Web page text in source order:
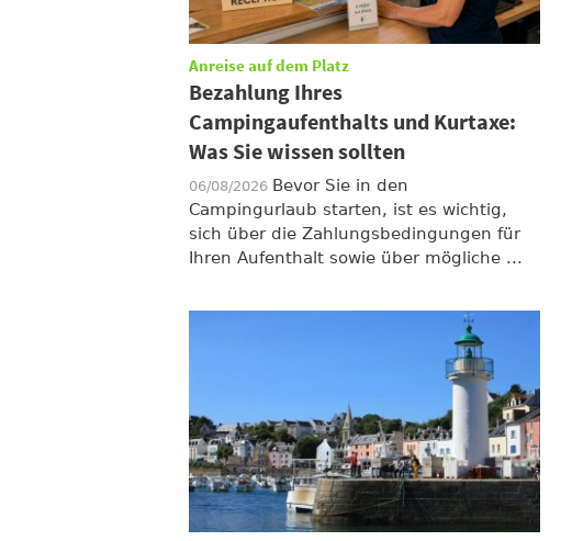
Anreise auf dem Platz
Bezahlung Ihres
Campingaufenthalts und Kurtaxe:
Was Sie wissen sollten
06/08/2026 Bevor Sie in den
Campingurlaub starten, ist es wichtig,
sich über die Zahlungsbedingungen für
Ihren Aufenthalt sowie über mögliche ...